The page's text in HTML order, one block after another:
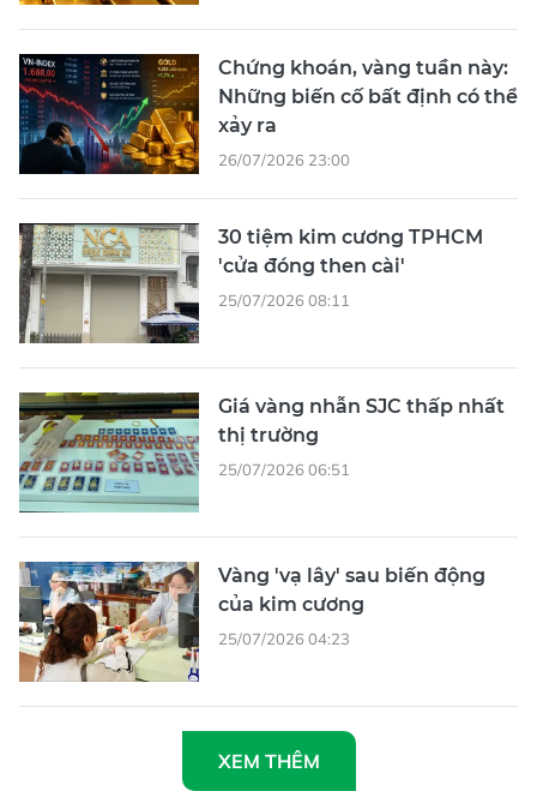
Chứng khoán, vàng tuần này:
Những biến cố bất định có thể
xảy ra
26/07/2026 23:00
30 tiệm kim cương TPHCM
'cửa đóng then cài'
25/07/2026 08:11
Giá vàng nhẫn SJC thấp nhất
thị trường
25/07/2026 06:51
Vàng 'vạ lây' sau biến động
của kim cương
25/07/2026 04:23
XEM THÊM